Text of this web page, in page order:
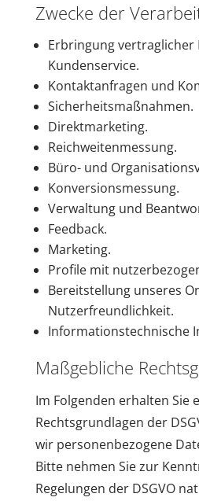
Zwecke der
Erbringung vertraglicher
Kundenservice.
Kontaktanfragen und
Sicherheitsmaßnahmen.
Direktmarketing.
Reichweitenmessung.
Büro- und
Konversionsmessung.
Verwaltung und
Feedback.
Marketing.
Profile mit
Bereitstellung unseres
Nutzerfreundlichkeit.
Informationstechnische
Maßgebliche
Im Folgenden erhalten Sie
Rechtsgrundlagen der
wir personenbezogene
Bitte nehmen Sie zur
Regelungen der DSGVO